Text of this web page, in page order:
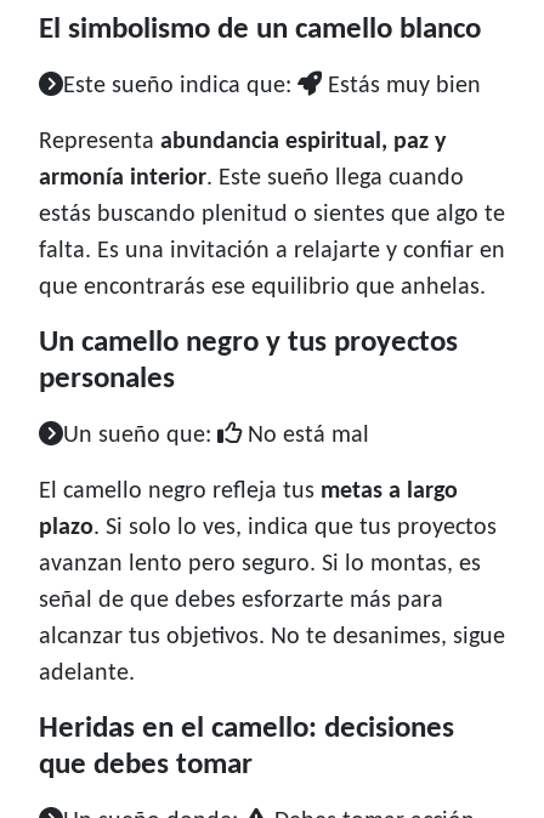
El simbolismo de un camello blanco
Este sueño indica que: Estás muy bien
Representa abundancia espiritual, paz y
armonía interior. Este sueño llega cuando
estás buscando plenitud o sientes que algo te
falta. Es una invitación a relajarte y confiar en
que encontrarás ese equilibrio que anhelas.
Un camello negro y tus proyectos
personales
Un sueño que: No está mal
El camello negro refleja tus metas a largo
plazo. Si solo lo ves, indica que tus proyectos
avanzan lento pero seguro. Si lo montas, es
señal de que debes esforzarte más para
alcanzar tus objetivos. No te desanimes, sigue
adelante.
Heridas en el camello: decisiones
que debes tomar